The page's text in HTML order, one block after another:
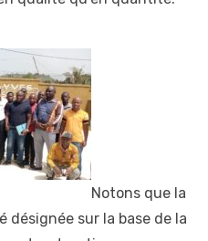
Notons que la
sur la base de la